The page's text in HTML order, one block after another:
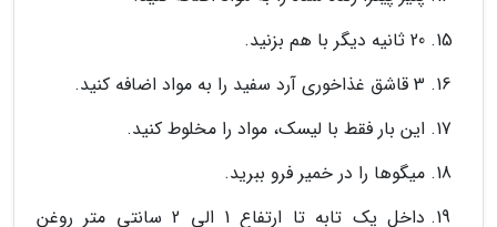
20 ثانیه دیگر با هم بزنید.
3 قاشق غذاخوری آرد سفید را به مواد اضافه کنید.
این بار فقط با لیسک، مواد را مخلوط کنید.
میگوها را در خمیر فرو ببرید.
داخل یک تابه تا ارتفاع 1 الی 2 سانتی متر روغن